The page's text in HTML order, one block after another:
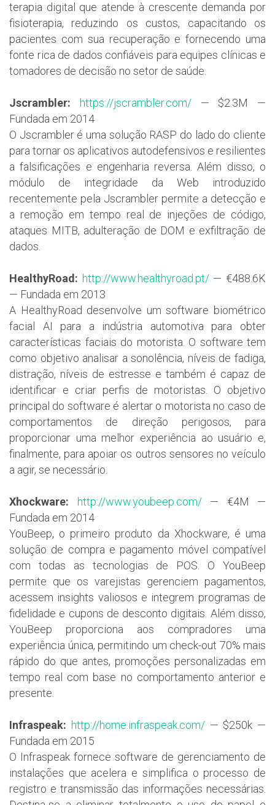
terapia digital que atende à crescente demanda por
fisioterapia, reduzindo os custos, capacitando os
pacientes com sua recuperação e fornecendo uma
fonte rica de dados confiáveis para equipes clínicas e
tomadores de decisão no setor de saúde.
Jscrambler: https://jscrambler.com/— $2.3M —
Fundada em 2014
O Jscrambler é uma solução RASP do lado do cliente
para tornar os aplicativos autodefensivos e resilientes
a falsificações e engenharia reversa. Além disso, o
módulo de integridade da Web introduzido
recentemente pela Jscrambler permite a detecção e
a remoção em tempo real de injeções de código,
ataques MITB, adulteração de DOM e exfiltração de
dados.
HealthyRoad: http://www.healthyroad.pt/— €488.6K
— Fundada em 2013
A HealthyRoad desenvolve um software biométrico
facial AI para a indústria automotiva para obter
características faciais do motorista. O software tem
como objetivo analisar a sonolência, níveis de fadiga,
distração, níveis de estresse e também é capaz de
identificar e criar perfis de motoristas. O objetivo
principal do software é alertar o motorista no caso de
comportamentos de direção perigosos, para
proporcionar uma melhor experiência ao usuário e,
finalmente, para apoiar os outros sensores no veículo
a agir, se necessário.
Xhockware: http://www.youbeep.com/— €4M —
Fundada em 2014
YouBeep, o primeiro produto da Xhockware, é uma
solução de compra e pagamento móvel compatível
com todas as tecnologias de POS. O YouBeep
permite que os varejistas gerenciem pagamentos,
acessem insights valiosos e integrem programas de
fidelidade e cupons de desconto digitais. Além disso,
YouBeep proporciona aos compradores uma
experiência única, permitindo um check-out 70% mais
rápido do que antes, promoções personalizadas em
tempo real com base no comportamento anterior e
presente.
Infraspeak: http://home.infraspeak.com/— $250k —
Fundada em 2015
O Infraspeak fornece software de gerenciamento de
instalações que acelera e simplifica o processo de
registro e transmissão das informações necessárias.